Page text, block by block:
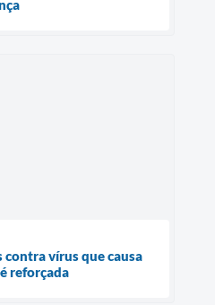
contra vírus que causa
reforçada